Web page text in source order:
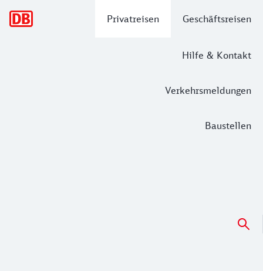
Privatreisen Geschäftsreisen
Hilfe & Kontakt
Verkehrsmeldungen
Baustellen